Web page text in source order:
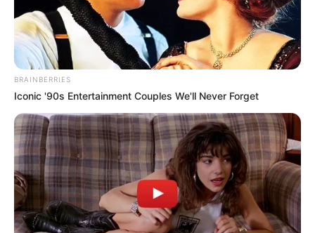
โดยทำให้ชาว ราศีพิจิก อดทนไม่ได้เกิดอาการหงุดหงิด
รู้สึกติดขัด อยู่ในหัวอกหัวใจแบบมีอารมณ์ร้อนแรงหรือ
รุนแรงอยากจะหยิก ข่วน จิก ด่า กดทุกทาง เพราะเป็น
ปรากฏการณ์ของดาวอังคาร ของดาวประจำดวงของคนเกิด
ใน ราศีพิจิก และจะเป็นอยู่ในขณะนี้ประมาณ 45 วัน แล้ว
ราศีพิจิก ก็จะอ่อนแอในเรื่องของความรัก ใครก็ตามที่มายุ่ง
มาเจรจาความกับคู่ของชาว ราศีพิจิก ในขณะนี้อันตราย
ที่สุดและนี่ก็เป็นสิ่งที่ทำให้ชาว ราศีพิจิก ควรจะระมัดระวัง
ตัว ตั้งสติและถ้าเกิดว่าเกิดปรากฏการณ์อันใดก็ให้ยับหยั้ง
ชั่งใจ ยับหยั้งชั่งอารมณ์ มิฉะนั้นจะนำไปสู่ปรากฏการณ์ที่
เป็นโศกนาฎกรรมรุงแรงเสียหายอันตราย
BRAINBERRIES
Iconic '90s Entertainment Couples We'll Never Forget